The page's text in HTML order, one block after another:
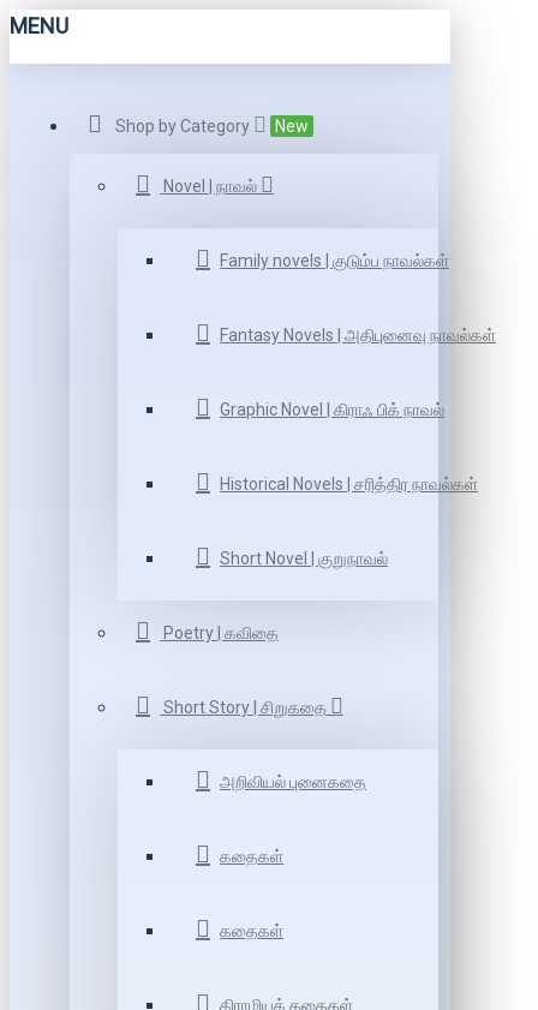
MENU
Shop by Category New
Novel | நாவல்
Family novels | குடும்ப நாவல்கள்
Fantasy Novels | அதிபுனைவு நாவல்கள்
Graphic Novel | கிராஃ பிக் நாவல்
Historical Novels | சரித்திர நாவல்கள்
Short Novel | குறுநாவல்
Poetry | கவிதை
Short Story | சிறுகதை
அறிவியல் புனைகதை
கதைகள்
கதைகள்
கிராமியக் கதைகள்